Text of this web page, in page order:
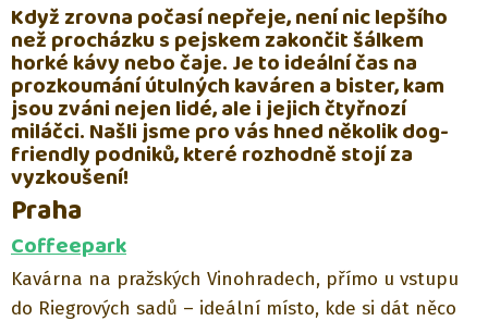
Když zrovna počasí nepřeje, není nic lepšího
než procházku s pejskem zakončit šálkem
horké kávy nebo čaje. Je to ideální čas na
prozkoumání útulných kaváren a bister, kam
jsou zváni nejen lidé, ale i jejich čtyřnozí
miláčci. Našli jsme pro vás hned několik dog-
friendly podniků, které rozhodně stojí za
vyzkoušení!
Praha
Coffeepark
Kavárna na pražských Vinohradech, přímo u vstupu
do Riegrových sadů – ideální místo, kde si dát něco